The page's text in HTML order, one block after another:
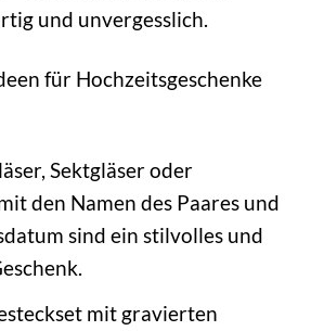
und unvergesslich.
für Hochzeitsgeschenke
Sektgläser oder
den Namen des Paares und
sind ein stilvolles und
mit gravierten